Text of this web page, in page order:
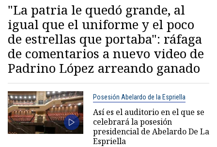
"La patria le quedó grande, al
igual que el uniforme y el poco
de estrellas que portaba": ráfaga
de comentarios a nuevo video de
Padrino López arreando ganado
Posesión Abelardo de la Espriella
Así es el auditorio en el que se
celebrará la posesión
presidencial de Abelardo De La
Espriella